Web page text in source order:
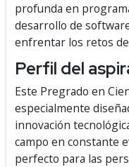
profunda en
desarrollo de
enfrentar los retos
Perfil del
Este Pregrado en
especialmente
innovación
campo en constante
perfecto para las